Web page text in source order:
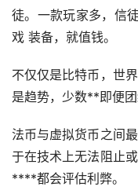
徒。一款玩家多，信
戏 装备，就值钱。
不仅仅是比特币，世
是趋势，少数**即便团
法币与虚拟货币之间
于在技术上无法阻止
****都会评估利弊。